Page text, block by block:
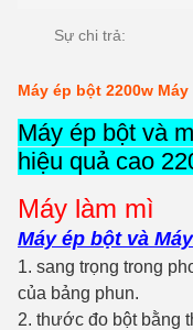
Sự chi trả:
Máy ép bột 2200w
Máy ép bột và
hiệu quả cao
Máy làm mì
Máy ép bột và
1. sang trọng trong
của bảng phun.
2. thước đo bột bằng